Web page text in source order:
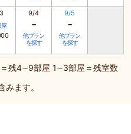
9/4
-
他プラン
を探す
9/5
-
他プラン
を探す
残4∼9部屋 1∼3部屋＝残室数
みます。